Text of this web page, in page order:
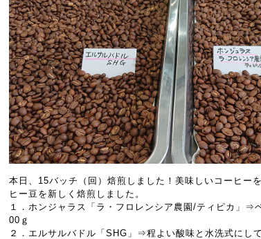
本日、15バッチ（回）焙煎しました！美味しいコーヒー
ヒー豆を新しく焙煎しました。
１．ホンジャラス「ラ・フロレンシア農園/ティピカ」⇒
00ｇ
２．エルサルバドル「SHG」⇒程よい酸味と水洗式にし